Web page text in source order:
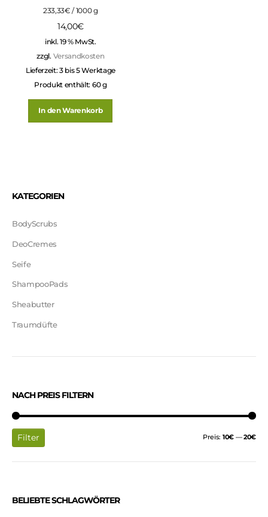
233,33€ /1000g
14,00€
inkl. 19 % MwSt.
zzgl. Versandkosten
Lieferzeit:3 bis 5 Werktage
Produkt enthält: 60g
In den Warenkorb
KATEGORIEN
BodyScrubs
DeoCremes
Seife
ShampooPads
Sheabutter
Traumdüfte
NACH PREIS FILTERN
Filter Preis: 10€—20€
BELIEBTE SCHLAGWÖRTER